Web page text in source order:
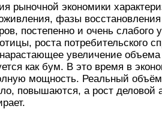
рыночной экономики
фазы
постепенно и очень слабого
роста потребительского
увеличение
как бум. В это время в
мощность. Реальный
повышаются, а рост деловой